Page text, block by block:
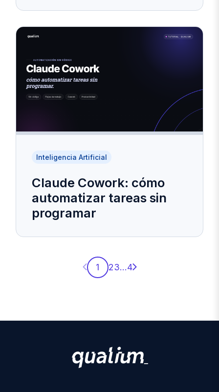
Inteligencia Artificial
Claude Cowork: cómo
automatizar tareas sin
programar
Página anterior
1 23...4 Página siguiente